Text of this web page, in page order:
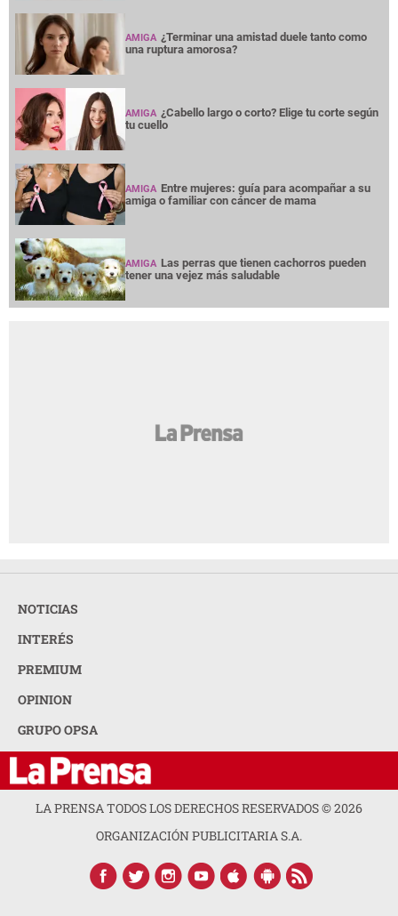
AMIGA ¿Terminar una amistad duele tanto como
una ruptura amorosa?
AMIGA ¿Cabello largo o corto? Elige tu corte según
tu cuello
AMIGA Entre mujeres: guía para acompañar a su
amiga o familiar con cáncer de mama
AMIGA Las perras que tienen cachorros pueden
tener una vejez más saludable
NOTICIAS
INTERÉS
PREMIUM
OPINION
GRUPO OPSA
LA PRENSA TODOS LOS DERECHOS RESERVADOS ©2026
ORGANIZACIÓN PUBLICITARIA S.A.